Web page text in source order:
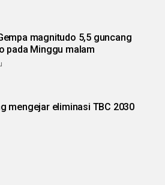
magnitudo 5,5 guncang
pada Minggu malam
mengejar eliminasi TBC 2030